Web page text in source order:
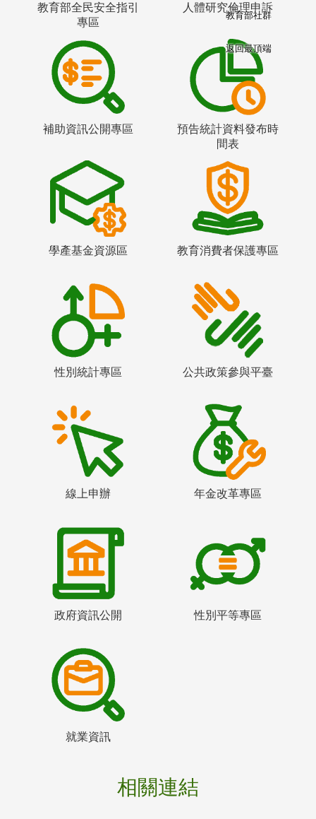
教育部全民安全指引
專區
人體研究倫理申訴
補助資訊公開專區
預告統計資料發布時
間表
學產基金資源區 教育消費者保護專區
性別統計專區 公共政策參與平臺
線上申辦 年金改革專區
政府資訊公開 性別平等專區
就業資訊
相關連結
教育部社群
返回最頂端